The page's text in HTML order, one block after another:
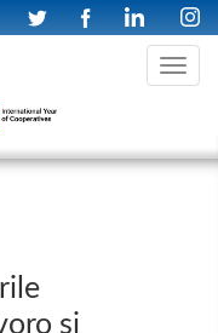
Toggle
si